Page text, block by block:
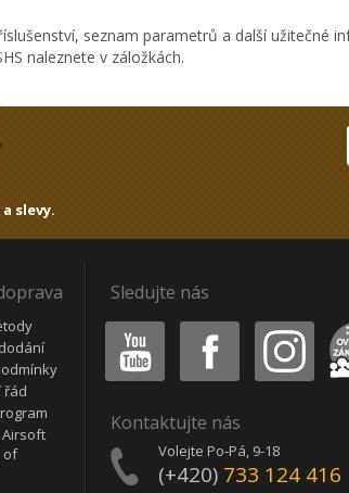
seznam parametrů a další užitečné
naleznete v záložkách.
slevy.
řád
of
Sledujte nás
Youtube Facebook Instagram
Kontaktujte nás
Volejte Po-Pá, 9-18
(+420) 733 124 416